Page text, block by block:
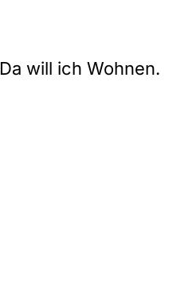
Da will ich Wohnen.